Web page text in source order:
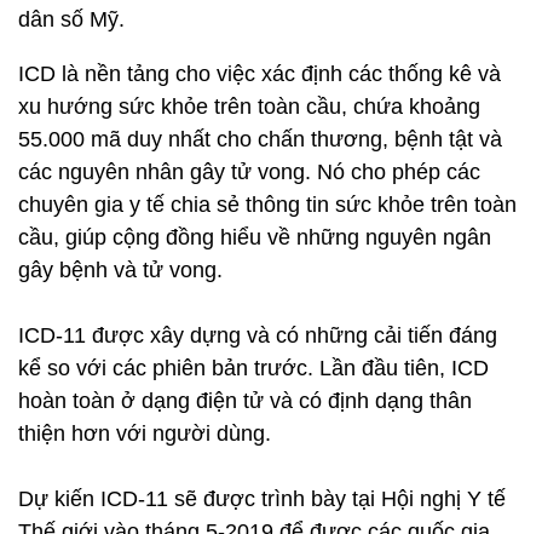
dân số Mỹ.
ICD là nền tảng cho việc xác định các thống kê và
xu hướng sức khỏe trên toàn cầu, chứa khoảng
55.000 mã duy nhất cho chấn thương, bệnh tật và
các nguyên nhân gây tử vong. Nó cho phép các
chuyên gia y tế chia sẻ thông tin sức khỏe trên toàn
cầu, giúp cộng đồng hiểu về những nguyên ngân
gây bệnh và tử vong.
ICD-11 được xây dựng và có những cải tiến đáng
kể so với các phiên bản trước. Lần đầu tiên, ICD
hoàn toàn ở dạng điện tử và có định dạng thân
thiện hơn với người dùng.
Dự kiến ICD-11 sẽ được trình bày tại Hội nghị Y tế